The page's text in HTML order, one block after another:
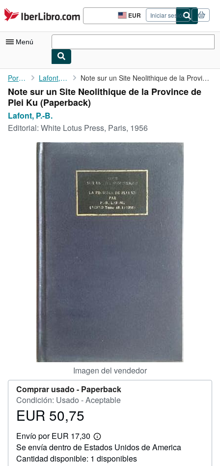
Pasar al contenido principal
IberLibro.com EUR
Preferencias
de
del
Iniciar sesión
Menú
Mi cuenta
Consultar mis pedidos
Búsqueda avanzada
Colecciones
Libros antiguos
Arte y coleccionismo
Vendedores
Comenzar a vender
Portada Lafont, P.-B. Note sur un Site Neolithique de la Province de Plei Ku
Note sur un Site Neolithique de la Province de
Plei Ku (Paperback)
Lafont, P.-B.
Editorial: White Lotus Press, Paris, 1956
Imagen del vendedor
Comprar usado - Paperback
Condición: Usado - Aceptable
Precio
50,75
EUR 50,75
Envío por EUR 17,30
Más
información
sobre
las
Se envía dentro de Estados Unidos de America
Cantidad disponible: 1 disponibles